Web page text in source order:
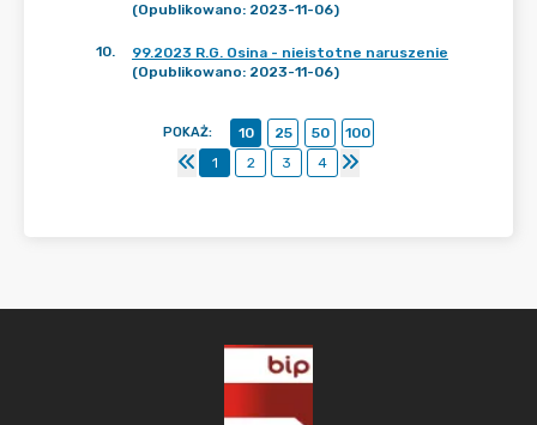
(Opublikowano: 2023-11-06)
10.
99.2023 R.G. Osina - nieistotne naruszenie
(Opublikowano: 2023-11-06)
POKAŻ: 10 25 50
100
1
2 3 4